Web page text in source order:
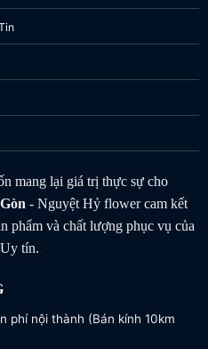
mang lại giá trị thực sự cho
- Nguyệt Hỷ flower cam kết
phẩm và chất lượng phục vụ của
tín.
phí nội thành (Bán kính 10km